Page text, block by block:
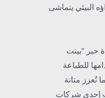
البيئي يتماشى
حبر "بينت
للطباعة
تُعزز متانة
إحدى شركات